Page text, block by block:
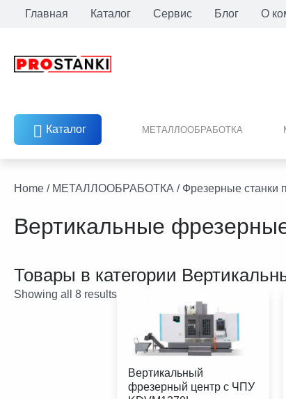
Перейти
Главная Каталог Сервис Блог О
Каталог МЕТАЛЛООБРАБОТКА
Home / МЕТАЛЛООБРАБОТКА / Фрезерные станки
Вертикальные
Товары в категории
Showing all 8 results
Вертикальный
фрезерный центр с ЧПУ